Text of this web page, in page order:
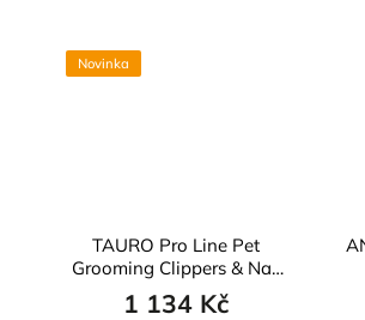
Novinka
TAURO Pro Line Pet
Grooming Clippers & Nail
Grinder
1 134 Kč